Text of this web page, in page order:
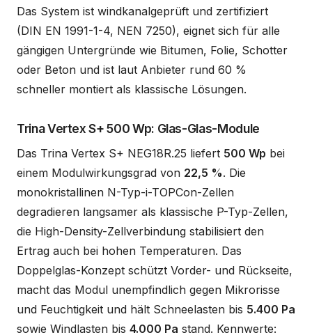
Das System ist windkanalgeprüft und zertifiziert
(DIN EN 1991-1-4, NEN 7250), eignet sich für alle
gängigen Untergründe wie Bitumen, Folie, Schotter
oder Beton und ist laut Anbieter rund 60 %
schneller montiert als klassische Lösungen.
Trina Vertex S+ 500 Wp: Glas-Glas-Module
Das Trina Vertex S+ NEG18R.25 liefert 500 Wp bei
einem Modulwirkungsgrad von 22,5 %. Die
monokristallinen N-Typ-i-TOPCon-Zellen
degradieren langsamer als klassische P-Typ-Zellen,
die High-Density-Zellverbindung stabilisiert den
Ertrag auch bei hohen Temperaturen. Das
Doppelglas-Konzept schützt Vorder- und Rückseite,
macht das Modul unempfindlich gegen Mikrorisse
und Feuchtigkeit und hält Schneelasten bis 5.400 Pa
sowie Windlasten bis 4.000 Pa stand. Kennwerte: